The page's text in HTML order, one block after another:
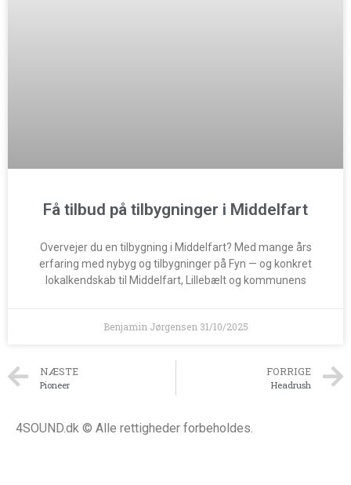
Få tilbud på tilbygninger i Middelfart
Overvejer du en tilbygning i Middelfart? Med mange års
erfaring med nybyg og tilbygninger på Fyn — og konkret
lokalkendskab til Middelfart, Lillebælt og kommunens
Benjamin Jørgensen 31/10/2025
NÆSTE
Pioneer
FORRIGE
Headrush
4SOUND.dk © Alle rettigheder forbeholdes.